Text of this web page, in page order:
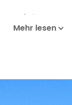
Auf einem
allen vier
Um in das
Treppe. Auf
Mehr lesen